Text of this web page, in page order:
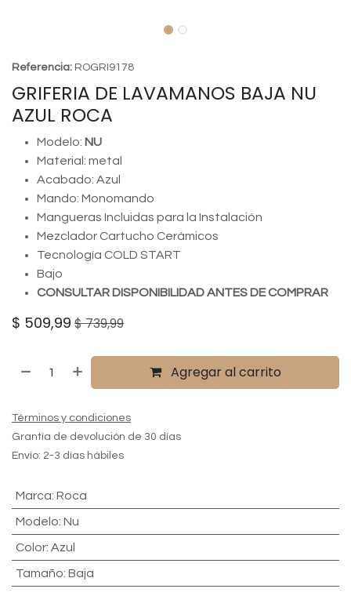
Referencia: ROGRI9178
GRIFERIA DE LAVAMANOS BAJA NU
AZUL ROCA
Modelo: NU
Material: metal
Acabado: Azul
Mando: Monomando
Mangueras Incluidas para la Instalación
Mezclador Cartucho Cerámicos
Tecnología COLD START
Bajo
CONSULTAR DISPONIBILIDAD ANTES DE COMPRAR
$ 509,99 $739,99
Agregar al carrito
Términos y condiciones
Grantía de devolución de 30 días
Envío: 2-3 días hábiles
Marca: Roca
Modelo: Nu
Color: Azul
Tamaño: Baja